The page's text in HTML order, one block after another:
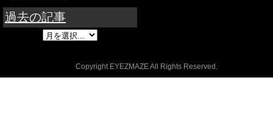
過去の記事
Copyright EYEZMAZE All Rights Reserved.